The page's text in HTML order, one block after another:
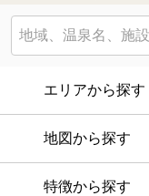
エリアから探す
地図から探す
特徴から探す